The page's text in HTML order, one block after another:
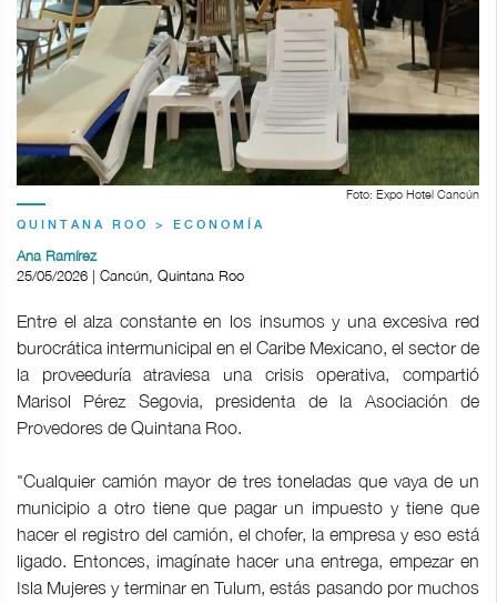
Foto: Expo Hotel Cancún
QUINTANA ROO > ECONOMÍA
Ana Ramírez
25/05/2026 | Cancún, Quintana Roo
Entre el alza constante en los insumos y una excesiva red
burocrática intermunicipal en el Caribe Mexicano, el sector de
la proveeduría atraviesa una crisis operativa, compartió
Marisol Pérez Segovia, presidenta de la Asociación de
Provedores de Quintana Roo.
"Cualquier camión mayor de tres toneladas que vaya de un
municipio a otro tiene que pagar un impuesto y tiene que
hacer el registro del camión, el chofer, la empresa y eso está
ligado. Entonces, imagínate hacer una entrega, empezar en
Isla Mujeres y terminar en Tulum, estás pasando por muchos